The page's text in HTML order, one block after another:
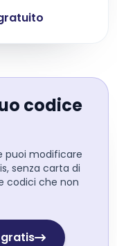
codice
puoi modificare
senza carta di
codici che non
gratis